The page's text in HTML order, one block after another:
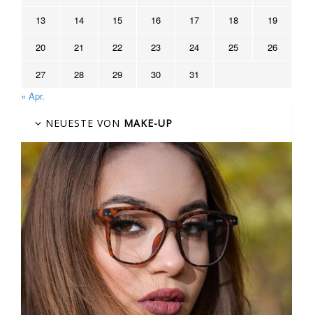
13 14 15 16 17 18 19
20 21 22 23 24 25 26
27 28 29 30
31
« Apr.
NEUESTE VON MAKE-UP